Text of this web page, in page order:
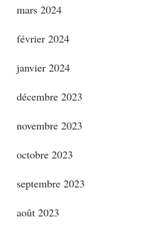
mars 2024
février 2024
janvier 2024
décembre 2023
novembre 2023
octobre 2023
septembre 2023
août 2023